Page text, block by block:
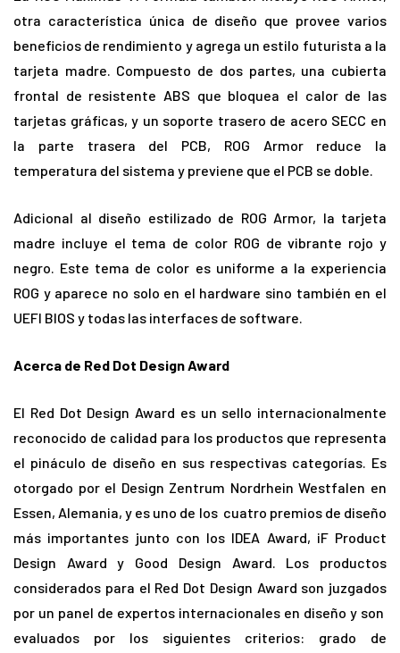
otra característica única de diseño que provee varios
beneficios de rendimiento y agrega un estilo futurista a la
tarjeta madre. Compuesto de dos partes, una cubierta
frontal de resistente ABS que bloquea el calor de las
tarjetas gráficas, y un soporte trasero de acero SECC en
la parte trasera del PCB, ROG Armor reduce la
temperatura del sistema y previene que el PCB se doble.
Adicional al diseño estilizado de ROG Armor, la tarjeta
madre incluye el tema de color ROG de vibrante rojo y
negro. Este tema de color es uniforme a la experiencia
ROG y aparece no solo en el hardware sino también en el
UEFI BIOS y todas las interfaces de software.
Acerca de Red Dot Design Award
El Red Dot Design Award es un sello internacionalmente
reconocido de calidad para los productos que representa
el pináculo de diseño en sus respectivas categorías. Es
otorgado por el Design Zentrum Nordrhein Westfalen en
Essen, Alemania, y es uno de los cuatro premios de diseño
más importantes junto con los IDEA Award, iF Product
Design Award y Good Design Award. Los productos
considerados para el Red Dot Design Award son juzgados
por un panel de expertos internacionales en diseño y son
evaluados por los siguientes criterios: grado de